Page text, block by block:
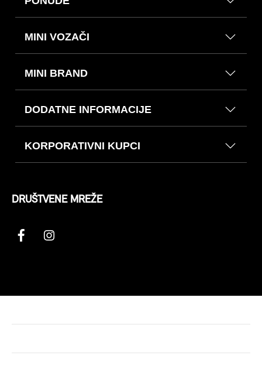
MINI VOZAČI
MINI BRAND
DODATNE INFORMACIJE
KORPORATIVNI KUPCI
DRUŠTVENE MREŽE